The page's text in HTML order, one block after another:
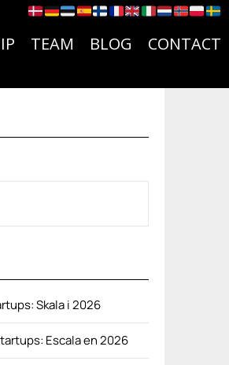
Skala i 2026
Escala en 2026
TEAM BLOG CONTACT